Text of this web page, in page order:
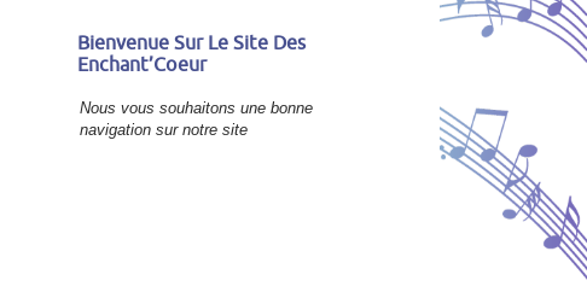
Bienvenue Sur Le Site Des
Enchant’Coeur
Nous vous souhaitons une bonne
navigation sur notre site